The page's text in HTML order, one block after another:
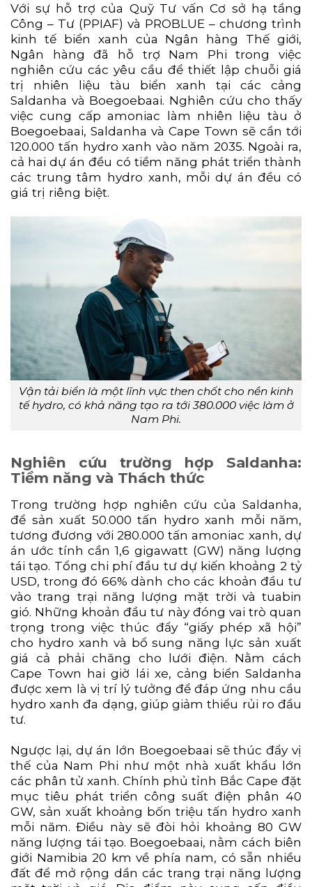
Với sự hỗ trợ của Quỹ Tư vấn Cơ sở hạ tầng
Công – Tư (PPIAF) và PROBLUE – chương trình
kinh tế biển xanh của Ngân hàng Thế giới,
Ngân hàng đã hỗ trợ Nam Phi trong việc
nghiên cứu các yêu cầu để thiết lập chuỗi giá
trị nhiên liệu tàu biển xanh tại các cảng
Saldanha và Boegoebaai. Nghiên cứu cho thấy
việc cung cấp amoniac làm nhiên liệu tàu ở
Boegoebaai, Saldanha và Cape Town sẽ cần tới
120.000 tấn hydro xanh vào năm 2035. Ngoài ra,
cả hai dự án đều có tiềm năng phát triển thành
các trung tâm hydro xanh, mỗi dự án đều có
giá trị riêng biệt.
Vận tải biển là một lĩnh vực then chốt cho nền kinh
tế hydro, có khả năng tạo ra tới 380.000 việc làm ở
Nam Phi.
Nghiên cứu trường hợp Saldanha:
Tiềm năng và Thách thức
Trong trường hợp nghiên cứu của Saldanha,
để sản xuất 50.000 tấn hydro xanh mỗi năm,
tương đương với 280.000 tấn amoniac xanh, dự
án ước tính cần 1,6 gigawatt (GW) năng lượng
tái tạo. Tổng chi phí đầu tư dự kiến khoảng 2 tỷ
USD, trong đó 66% dành cho các khoản đầu tư
vào trang trại năng lượng mặt trời và tuabin
gió. Những khoản đầu tư này đóng vai trò quan
trọng trong việc thúc đẩy “giấy phép xã hội”
cho hydro xanh và bổ sung năng lực sản xuất
giá cả phải chăng cho lưới điện. Nằm cách
Cape Town hai giờ lái xe, cảng biển Saldanha
được xem là vị trí lý tưởng để đáp ứng nhu cầu
hydro xanh đa dạng, giúp giảm thiểu rủi ro đầu
tư.
Ngược lại, dự án lớn Boegoebaai sẽ thúc đẩy vị
thế của Nam Phi như một nhà xuất khẩu lớn
các phân tử xanh. Chính phủ tỉnh Bắc Cape đặt
mục tiêu phát triển công suất điện phân 40
GW, sản xuất khoảng bốn triệu tấn hydro xanh
mỗi năm. Điều này sẽ đòi hỏi khoảng 80 GW
năng lượng tái tạo. Boegoebaai, nằm cách biên
giới Namibia 20 km về phía nam, có sẵn nhiều
đất để mở rộng dần các trang trại năng lượng